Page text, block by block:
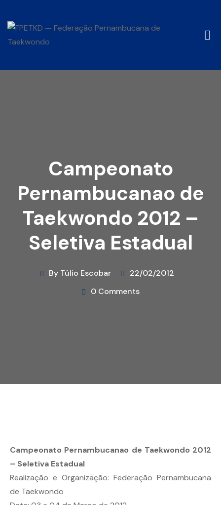
Campeonato
Pernambucanao de
Taekwondo 2012 –
Seletiva Estadual
By Túlio Escobar
22/02/2012
0 Comments
Campeonato Pernambucanao de Taekwondo 2012
– Seletiva Estadual
Realização e Organização: Federação Pernambucana
de Taekwondo